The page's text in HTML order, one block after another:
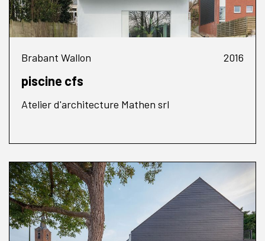
Brabant Wallon 2016
piscine cfs
Atelier d'architecture Mathen srl